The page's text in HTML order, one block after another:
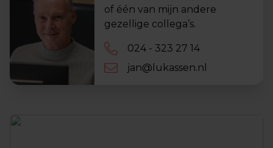
of één van mijn andere
gezellige collega’s.
024 - 323 27 14
jan@lukassen.nl